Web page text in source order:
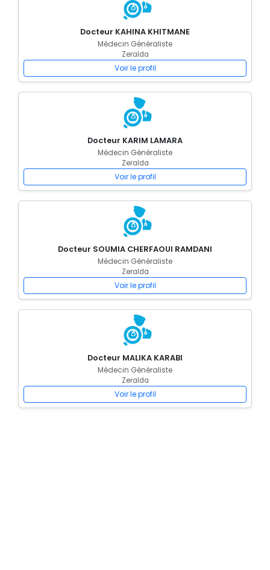
Docteur KAHINA KHITMANE
Médecin Généraliste
Zeralda
Voir le profil
Docteur KARIM LAMARA
Médecin Généraliste
Zeralda
Voir le profil
Docteur SOUMIA CHERFAOUI RAMDANI
Médecin Généraliste
Zeralda
Voir le profil
Docteur MALIKA KARABI
Médecin Généraliste
Zeralda
Voir le profil